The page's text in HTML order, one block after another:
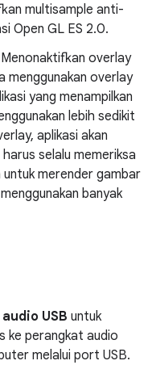
multisample anti-
Open GL ES 2.0.
Menonaktifkan overlay
menggunakan overlay
yang menampilkan
lebih sedikit
aplikasi akan
selalu memeriksa
merender gambar
banyak
USB untuk
ke perangkat audio
melalui port USB.